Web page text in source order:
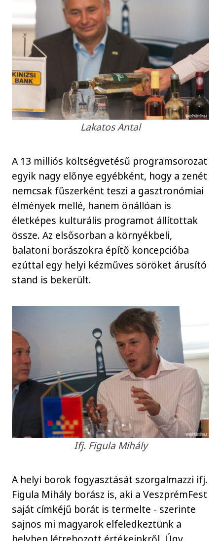
Lakatos Antal
A 13 milliós költségvetésű programsorozat
egyik nagy előnye egyébként, hogy a zenét
nemcsak fűszerként teszi a gasztronómiai
élmények mellé, hanem önállóan is
életképes kulturális programot állítottak
össze. Az elsősorban a környékbeli,
balatoni borászokra építő koncepcióba
ezúttal egy helyi kézműves söröket árusító
stand is bekerült.
Ifj. Figula Mihály
A helyi borok fogyasztását szorgalmazzi ifj.
Figula Mihály borász is, aki a VeszprémFest
saját címkéjű borát is termelte - szerinte
sajnos mi magyarok elfeledkeztünk a